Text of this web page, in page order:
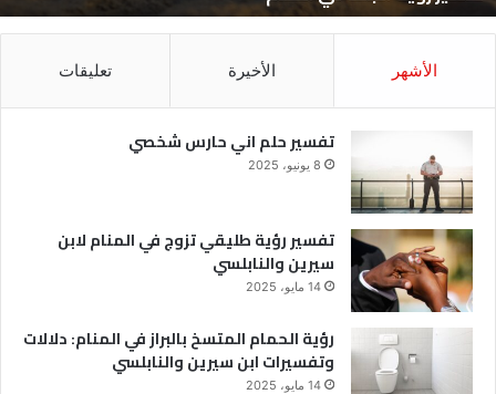
الأشهر الأخيرة تعليقات
تفسير حلم اني حارس شخصي
8 يونيو، 2025
تفسير رؤية طليقي تزوج في المنام لابن
سيرين والنابلسي
14 مايو، 2025
رؤية الحمام المتسخ بالبراز في المنام: دلالات
وتفسيرات ابن سيرين والنابلسي
14 مايو، 2025